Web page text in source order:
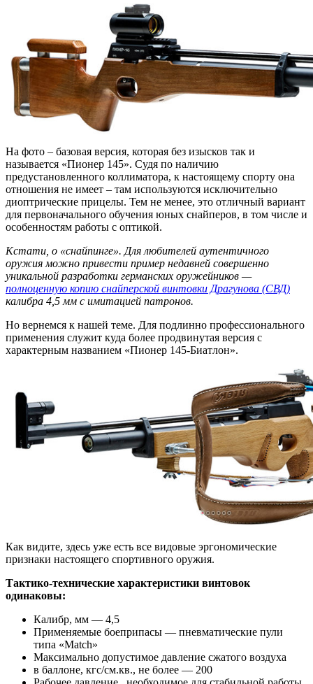
На фото – базовая версия, которая без изысков так и
называется «Пионер 145». Судя по наличию
предустановленного коллиматора, к настоящему спорту она
отношения не имеет – там используются исключительно
диоптрические прицелы. Тем не менее, это отличный вариант
для первоначального обучения юных снайперов, в том числе и
особенностям работы с оптикой.
Кстати, о «снайпинге». Для любителей аутентичного
оружия можно привести пример недавней совершенно
уникальной разработки германских оружейников —
полноценную копию снайперской винтовки Драгунова (СВД)
калибра 4,5 мм с имитацией патронов.
Но вернемся к нашей теме. Для подлинно профессионального
применения служит куда более продвинутая версия с
характерным названием «Пионер 145-Биатлон».
Как видите, здесь уже есть все видовые эргономические
признаки настоящего спортивного оружия.
Тактико-технические характеристики винтовок
одинаковы:
Калибр, мм — 4,5
Применяемые боеприпасы — пневматические пули
типа «Match»
Максимально допустимое давление сжатого воздуха
в баллоне, кгс/см.кв., не более — 200